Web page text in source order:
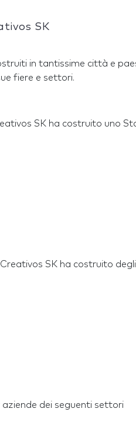
SK
in tantissime città e
fiere e settori.
SK ha costruito uno
SK ha costruito
dei seguenti settori